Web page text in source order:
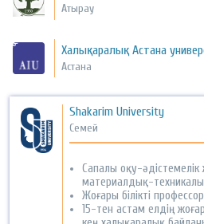
Атырау
Халықаралық Астана
Астана
Shakarim University
Семей
Сапалы оқу-
материалдық-
Жоғары білікті
15-тен астам елдің